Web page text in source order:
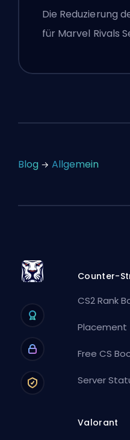
Rivals
Die Reduzierung
für Marvel Rivals
Blog Allgemein
Counter-
CS2 Rank
Placement
Free CS
Server
Valorant